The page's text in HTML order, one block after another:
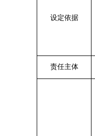
设定依据
责任主体